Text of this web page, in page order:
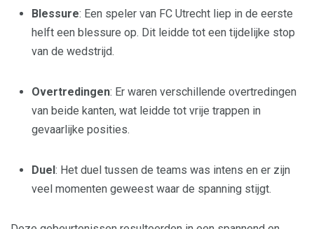
Blessure: Een speler van FC Utrecht liep in de eerste
helft een blessure op. Dit leidde tot een tijdelijke stop
van de wedstrijd.
Overtredingen: Er waren verschillende overtredingen
van beide kanten, wat leidde tot vrije trappen in
gevaarlijke posities.
Duel: Het duel tussen de teams was intens en er zijn
veel momenten geweest waar de spanning stijgt.